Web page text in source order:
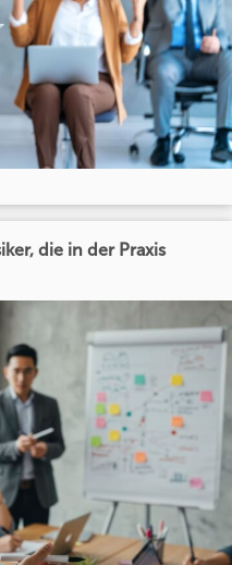
die in der Praxis